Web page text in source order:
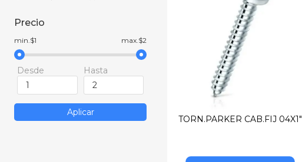
Precio
min.$1 max.$2
Desde Hasta
Aplicar
TORN.PARKER CAB.FIJ 04X1"